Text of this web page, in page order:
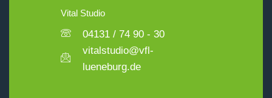
Vital Studio
04131 / 74 90 - 30
vitalstudio@vfl-
lueneburg.de